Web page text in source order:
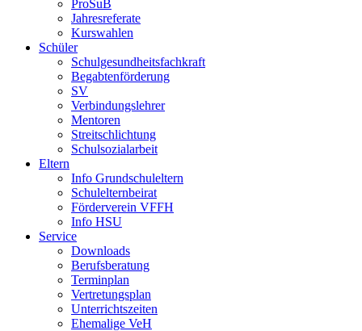
ProSuB
Jahresreferate
Kurswahlen
Schüler
Schulgesundheitsfachkraft
Begabtenförderung
SV
Verbindungslehrer
Mentoren
Streitschlichtung
Schulsozialarbeit
Eltern
Info Grundschuleltern
Schulelternbeirat
Förderverein VFFH
Info HSU
Service
Downloads
Berufsberatung
Terminplan
Vertretungsplan
Unterrichtszeiten
Ehemalige VeH